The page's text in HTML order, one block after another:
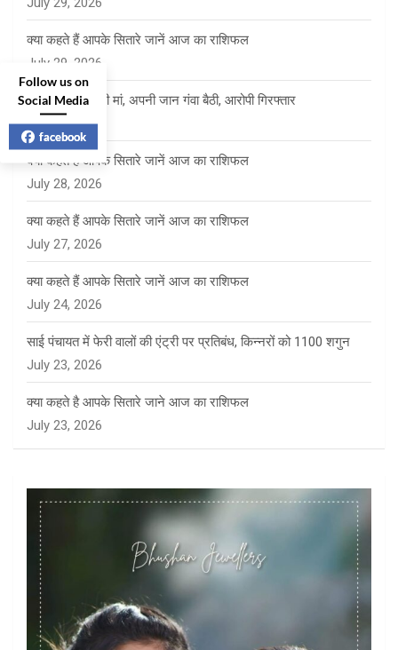
क्या कहते हैं आपके सितारे जानें आज का राशिफल
July 29, 2026
बेटे को बचाने दौड़ी मां, अपनी जान गंवा बैठी, आरोपी गिरफ्तार
July 28, 2026
क्या कहते हैं आपके सितारे जानें आज का राशिफल
July 28, 2026
क्या कहते हैं आपके सितारे जानें आज का राशिफल
July 27, 2026
क्या कहते हैं आपके सितारे जानें आज का राशिफल
July 24, 2026
साई पंचायत में फेरी वालों की एंट्री पर प्रतिबंध, किन्नरों को 1100 शगुन
July 23, 2026
क्या कहते है आपके सितारे जाने आज का राशिफल
July 23, 2026
Follow us on
Social Media
facebook